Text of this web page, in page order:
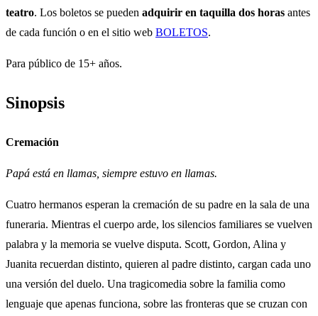
teatro. Los boletos se pueden adquirir en taquilla dos horas antes
de cada función o en el sitio web BOLETOS.
Para público de 15+ años.
Sinopsis
Cremación
Papá está en llamas, siempre estuvo en llamas.
Cuatro hermanos esperan la cremación de su padre en la sala de una
funeraria. Mientras el cuerpo arde, los silencios familiares se vuelven
palabra y la memoria se vuelve disputa. Scott, Gordon, Alina y
Juanita recuerdan distinto, quieren al padre distinto, cargan cada uno
una versión del duelo. Una tragicomedia sobre la familia como
lenguaje que apenas funciona, sobre las fronteras que se cruzan con